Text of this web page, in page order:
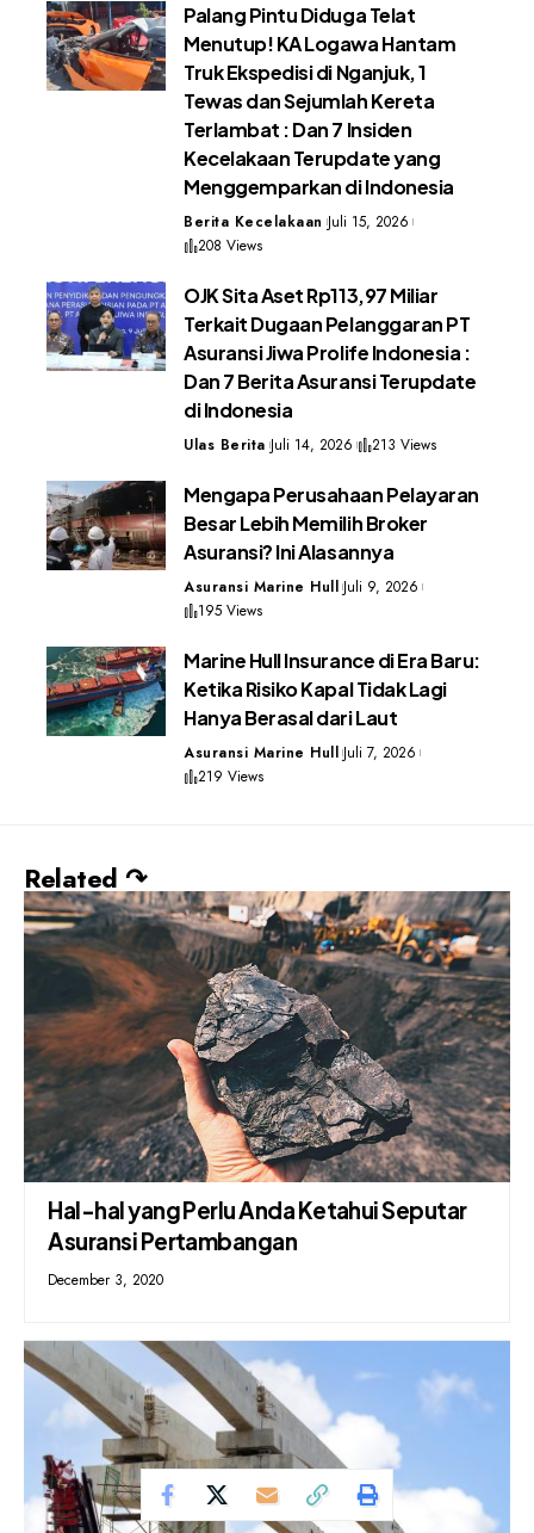
Palang Pintu Diduga Telat
Menutup! KA Logawa Hantam
Truk Ekspedisi di Nganjuk, 1
Tewas dan Sejumlah Kereta
Terlambat : Dan 7 Insiden
Kecelakaan Terupdate yang
Menggemparkan di Indonesia
Berita Kecelakaan Juli 15, 2026
208 Views
OJK Sita Aset Rp113,97 Miliar
Terkait Dugaan Pelanggaran PT
Asuransi Jiwa Prolife Indonesia :
Dan 7 Berita Asuransi Terupdate
di Indonesia
Ulas Berita Juli 14, 2026 213 Views
Mengapa Perusahaan Pelayaran
Besar Lebih Memilih Broker
Asuransi? Ini Alasannya
Asuransi Marine Hull Juli 9, 2026
195 Views
Marine Hull Insurance di Era Baru:
Ketika Risiko Kapal Tidak Lagi
Hanya Berasal dari Laut
Asuransi Marine Hull Juli 7, 2026
219 Views
Related ↷
Hal-hal yang Perlu Anda Ketahui Seputar
Asuransi Pertambangan
December 3, 2020